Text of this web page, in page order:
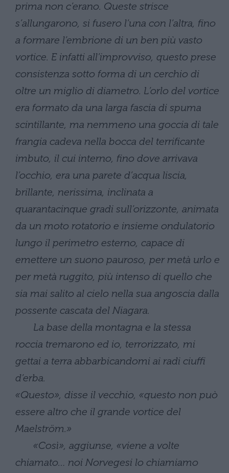
prima non c’erano. Queste strisce
s’allungarono, si fusero l’una con l’altra, fino
a formare l’embrione di un ben più vasto
vortice. E infatti all’improvviso, questo prese
consistenza sotto forma di un cerchio di
oltre un miglio di diametro. L’orlo del vortice
era formato da una larga fascia di spuma
scintillante, ma nemmeno una goccia di tale
frangia cadeva nella bocca del terrificante
imbuto, il cui interno, fino dove arrivava
l’occhio, era una parete d’acqua liscia,
brillante, nerissima, inclinata a
quarantacinque gradi sull’orizzonte, animata
da un moto rotatorio e insieme ondulatorio
lungo il perimetro esterno, capace di
emettere un suono pauroso, per metà urlo e
per metà ruggito, più intenso di quello che
sia mai salito al cielo nella sua angoscia dalla
possente cascata del Niagara.
La base della montagna e la stessa
roccia tremarono ed io, terrorizzato, mi
gettai a terra abbarbicandomi ai radi ciuffi
d’erba.
«Questo», disse il vecchio, «questo non può
essere altro che il grande vortice del
Maelström.»
«Così», aggiunse, «viene a volte
chiamato… noi Norvegesi lo chiamiamo